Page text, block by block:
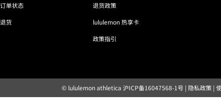
订单状态
退货
退货政策
lululemon 热享卡
政策指引
© lululemon athletica 沪ICP备16047568-1号 | 隐私政策|